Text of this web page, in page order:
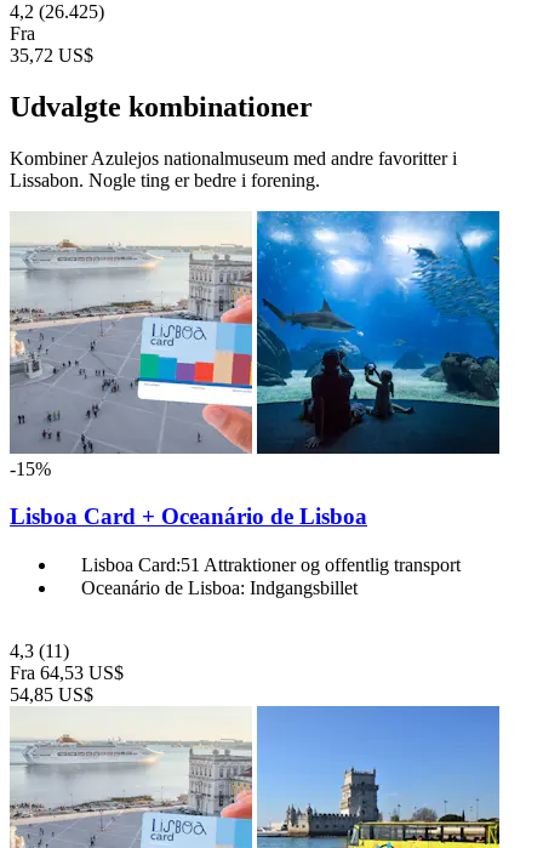
4,2 (26.425)
Fra
35,72 US$
Udvalgte kombinationer
Kombiner Azulejos nationalmuseum med andre favoritter i
Lissabon. Nogle ting er bedre i forening.
-15%
Lisboa Card + Oceanário de Lisboa
Lisboa Card:51 Attraktioner og offentlig transport
Oceanário de Lisboa: Indgangsbillet
4,3 (11)
Fra 64,53 US$
54,85 US$